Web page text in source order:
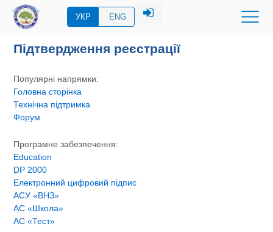
УКР ENG
Підтвердження реєстрації
Популярні напрямки:
Головна сторінка
Технічна підтримка
Форум
Програмне забезпечення:
Education
DP 2000
Електронний цифровий підпис
АСУ «ВНЗ»
АС «Школа»
АС «Тест»